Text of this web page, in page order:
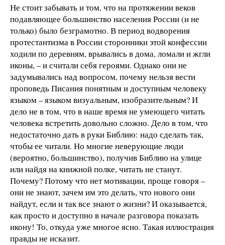
Не стоит забывать и том, что на протяжении веков
подавляющее большинство населения России (и не
только) было безграмотно. В период водворения
протестантизма в России сторонники этой конфессии
ходили по деревням, врывались в дома, ломали и жгли
иконы, – и считали себя героями. Однако они не
задумывались над вопросом, почему нельзя вести
проповедь Писания понятным и доступным человеку
языком – языком визуальным, изобразительным? И
дело не в том, что в наше время не умеющего читать
человека встретить довольно сложно. Дело в том, что
недостаточно дать в руки Библию: надо сделать так,
чтобы ее читали. Но многие неверующие люди
(вероятно, большинство), получив Библию на улице
или найдя на книжной полке, читать не станут.
Почему? Потому что нет мотивации, проще говоря –
они не знают, зачем им это делать, что нового они
найдут, если и так все знают о жизни? И оказывается,
как просто и доступно в начале разговора показать
икону! То, откуда уже многое ясно. Такая иллюстрация
правды не исказит.